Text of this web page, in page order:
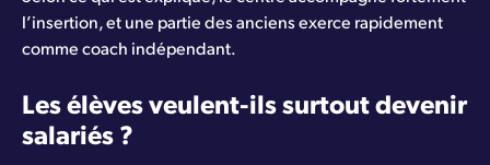
l’insertion, et une partie des anciens exerce rapidement
comme coach indépendant.
Les élèves veulent-ils surtout devenir
salariés ?